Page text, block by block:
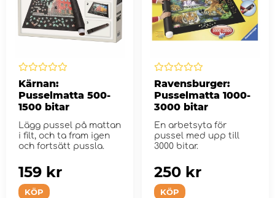
Kärnan:
Pusselmatta 500-
1500 bitar
Lägg pussel på mattan
i filt, och ta fram igen
och fortsätt pussla.
KÖP
159 kr
Ravensburger:
Pusselmatta 1000-
3000 bitar
En arbetsyta för
pussel med upp till
3000 bitar.
KÖP
250 kr